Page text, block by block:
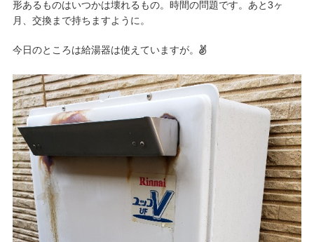
形あるものはいつかは壊れるもの。時間の問題です。あと3ヶ
月、交換まで持ちますように。
今日のところは給湯器は使えていますが。